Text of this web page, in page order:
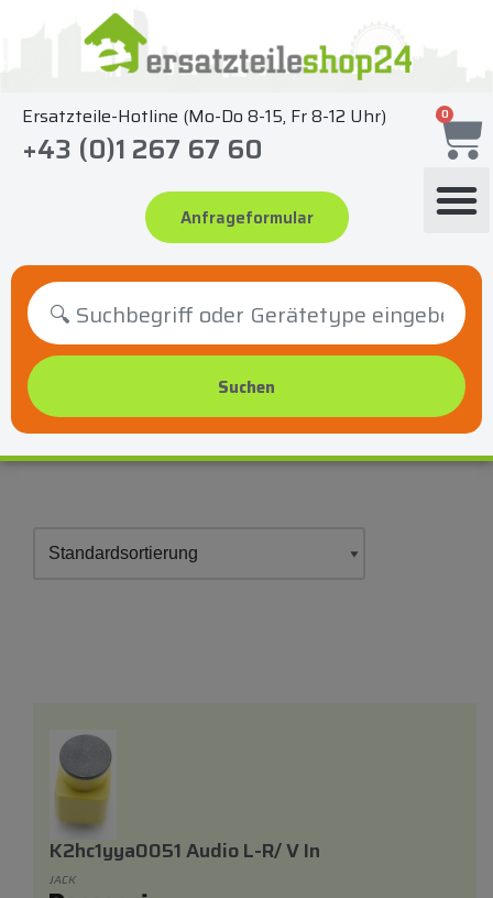
springen
Ersatzteile-Hotline (Mo-Do 8-15, Fr 8-12 Uhr)
+43 (0)1 267 67 60
Anfrageformular
0
K2hc1yya0051 Audio L-R/ V In
JACK